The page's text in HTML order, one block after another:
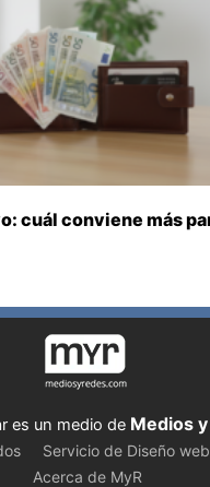
cuál conviene más
es un medio de Medios
Servicio de Diseño web
Acerca de MyR